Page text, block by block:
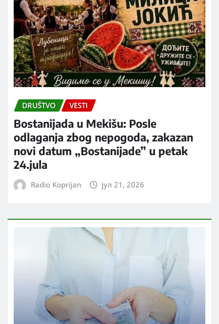
DRUŠTVO VESTI
Bostanijada u Mekišu: Posle
odlaganja zbog nepogoda, zakazan
novi datum „Bostanijade” u petak
24.jula
Radio Koprijan јул 21, 2026